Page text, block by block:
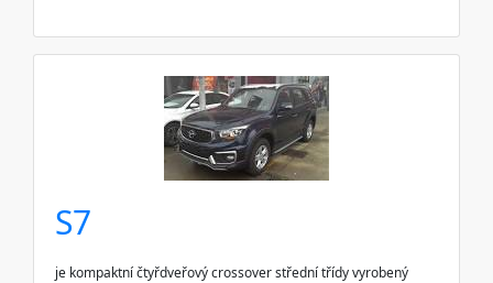
S7
je kompaktní čtyřdveřový crossover střední třídy vyrobený